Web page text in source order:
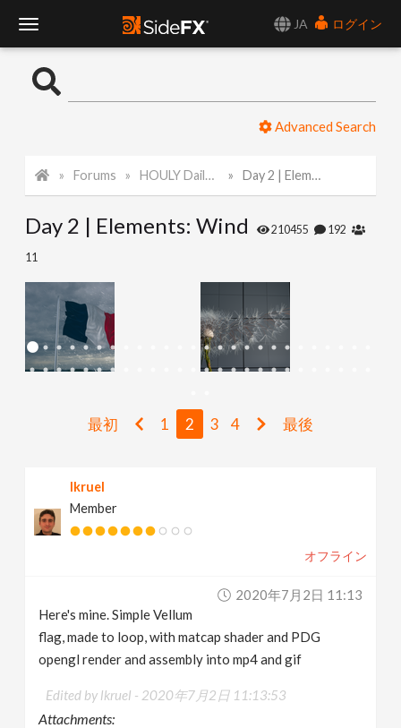
JA
ログイン
o
l
a
Advanced Search
Forums HOULY Daily Challenge Day 2 | Elements: Wind
Day 2 | Elements: Wind 210455 192
11
最初 1 2 3 4 最後
lkruel
Member
オフライン
2020年7月2日 11:13
Here's mine. Simple Vellum
flag, made to loop, with matcap shader and PDG
opengl render and assembly into mp4 and gif
Edited by lkruel - 2020年7月2日 11:13:53
Attachments: